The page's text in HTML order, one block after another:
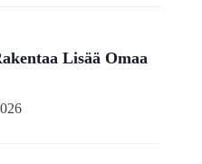
Lisää Omaa